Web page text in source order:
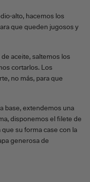
alto, hacemos los
que queden jugosos y
aceite, saltemos los
cortarlos. Los
no más, para que
base, extendemos una
disponemos el filete de
su forma case con la
generosa de